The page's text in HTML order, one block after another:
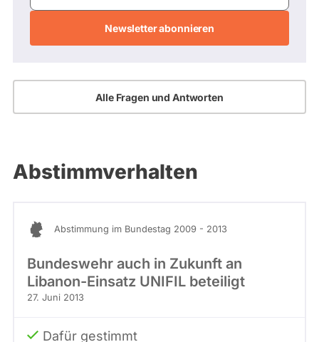
Mail-
Alle Fragen und Antworten
Abstimmverhalten
Abstimmung im Bundestag 2009 - 2013
Bundeswehr auch in Zukunft an
Libanon-Einsatz UNIFIL beteiligt
27. Juni 2013
Dafür gestimmt